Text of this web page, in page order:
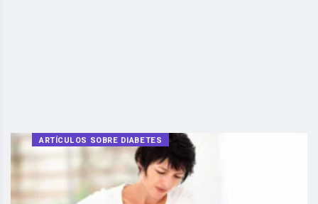
ARTÍCULOS SOBRE DIABETES